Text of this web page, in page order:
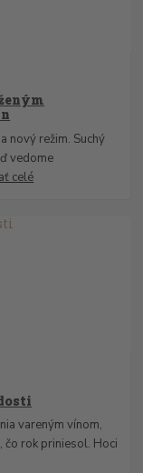
nový režim. Suchý
vedome
celé
vareným vínom,
čo rok priniesol. Hoci